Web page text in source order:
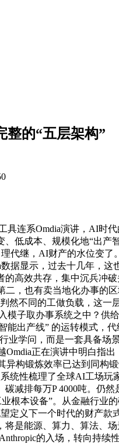
整的“五层架构”
连系Omdia演讲，AI时
低成本、规模化地“出产
继，AI财产的水位变了
据显示，过去十几年，
高效共存，集中沉兵冲
，也有卖当地化办事的
然不同的工做负载，这
子取办事系统之中？供
出产线” 的运转模式，
学问，而是一套具备场
正在演讲中明白指
构锻炼效率已达到同构
统性梳理了全球AI工场
减排每万P 4000吨。仍
根本设备”。从金融行业
义下一个时代的财产
是能源、算力、算法、
的入场，转向持续